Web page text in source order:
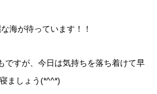
海が待っています！！
ですが、今日は気持ちを落ち着けて早
ましょう(*^^*)